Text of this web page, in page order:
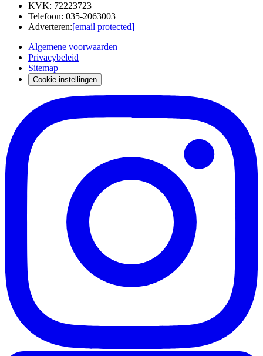
KVK: 72223723
Telefoon: 035-2063003
Adverteren:[email protected]
Algemene voorwaarden
Privacybeleid
Sitemap
Cookie-instellingen